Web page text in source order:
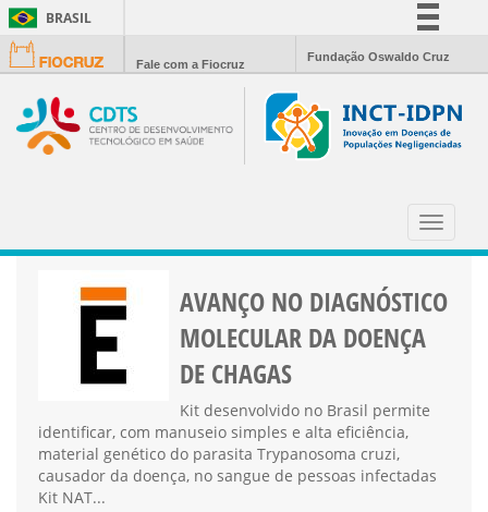
BRASIL
Simplifique!
Participe
Acesso à informação
Fale com a Fiocruz
Fundação Oswaldo Cruz
Toggle
AVANÇO NO DIAGNÓSTICO
MOLECULAR DA DOENÇA
DE CHAGAS
Kit desenvolvido no Brasil permite
identificar, com manuseio simples e alta eficiência,
material genético do parasita Trypanosoma cruzi,
causador da doença, no sangue de pessoas infectadas​
Kit NAT...